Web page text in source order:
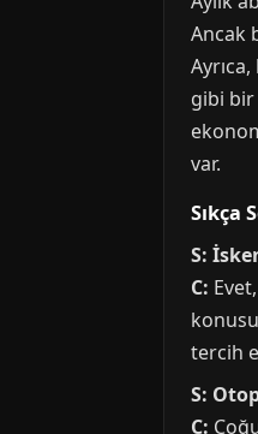
Ancak
gibi bir
var.
Sıkça
S:
C:
tercih
S:
C: